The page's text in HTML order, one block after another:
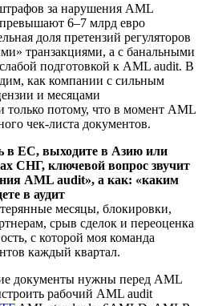
и реестр UBO
для аудита
перед AML аудитом
6AMLD, AMLR, AMLA
санкционные списки
аудитом
AML
AML аудиту в 2025
за нарушения AML
6–7 млрд евро
доля претензий регуляторов
транзакциями, а с банальными
подготовкой к AML audit. В
как компании с сильным
и месяцами
только потому, что в момент AML
чек-листа документов.
в ЕС, выходите в Азию или
СНГ, ключевой вопрос звучит
AML audit», а как: «каким
в аудит
месяцы, блокировки,
срыв сделок и переоценка
с которой моя команда
каждый квартал.
документы нужны перед AML
рабочий AML audit